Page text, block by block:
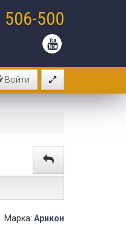
506-500
Войти
Марка: Арикон